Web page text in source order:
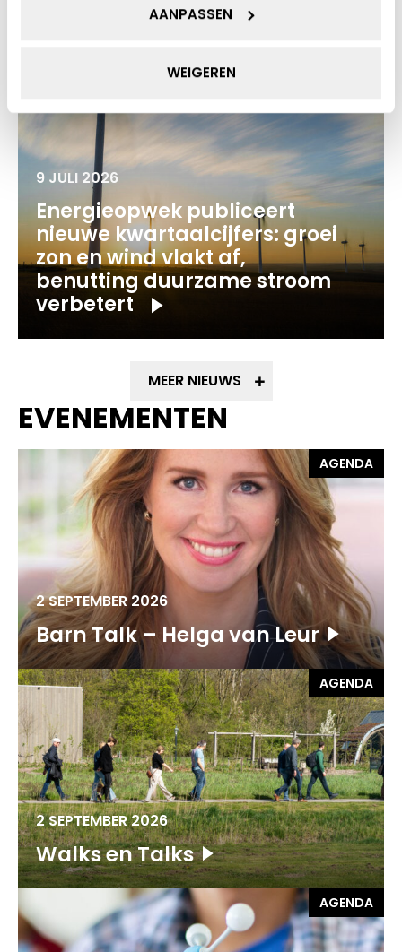
AANPASSEN
WEIGEREN
9 JULI 2026
Energieopwek publiceert
nieuwe kwartaalcijfers: groei
zon en wind vlakt af,
benutting duurzame stroom
verbetert
MEER NIEUWS
EVENEMENTEN
AGENDA
2 SEPTEMBER 2026
Barn Talk – Helga van Leur
AGENDA
2 SEPTEMBER 2026
Walks en Talks
AGENDA